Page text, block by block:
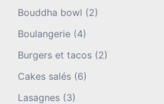
Bouddha bowl (2)
Boulangerie (4)
Burgers et tacos (2)
Cakes salés (6)
Lasagnes (3)